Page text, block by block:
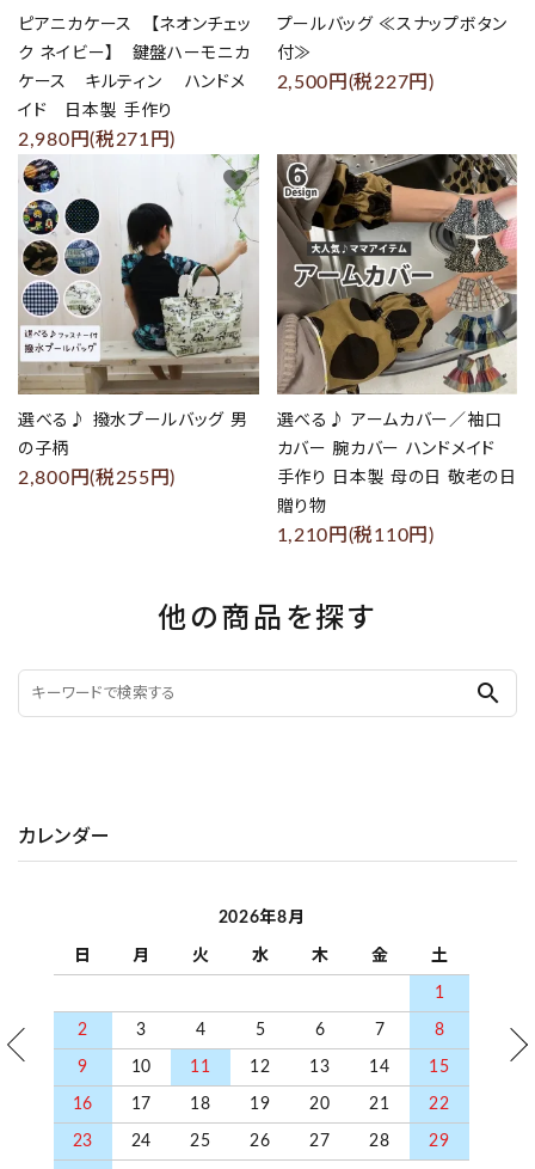
ピアニカケース 【ネオンチェッ
ク ネイビー】 鍵盤ハーモニカ
ケース キルティン ハンドメ
イド 日本製 手作り
2,980円(税271円)
プールバッグ ≪スナップボタン
付≫
2,500円(税227円)
選べる♪ 撥水プールバッグ 男
の子柄
2,800円(税255円)
favorite
選べる♪ アームカバー／袖口
カバー 腕カバー ハンドメイド
手作り 日本製 母の日 敬老の日
贈り物
1,210円(税110円)
favorite
他の商品を探す
search
カレンダー
2026年8月
日 月 火 水 木 金 土
1
2 3 4 5 6 7 8
9 10 11 12 13 14 15
16 17 18 19 20 21 22
23 24 25 26 27 28 29